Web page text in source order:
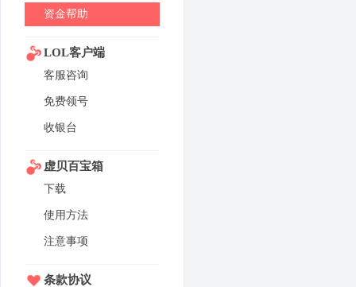
资金帮助
LOL客户端
客服咨询
免费领号
收银台
虚贝百宝箱
下载
使用方法
注意事项
条款协议